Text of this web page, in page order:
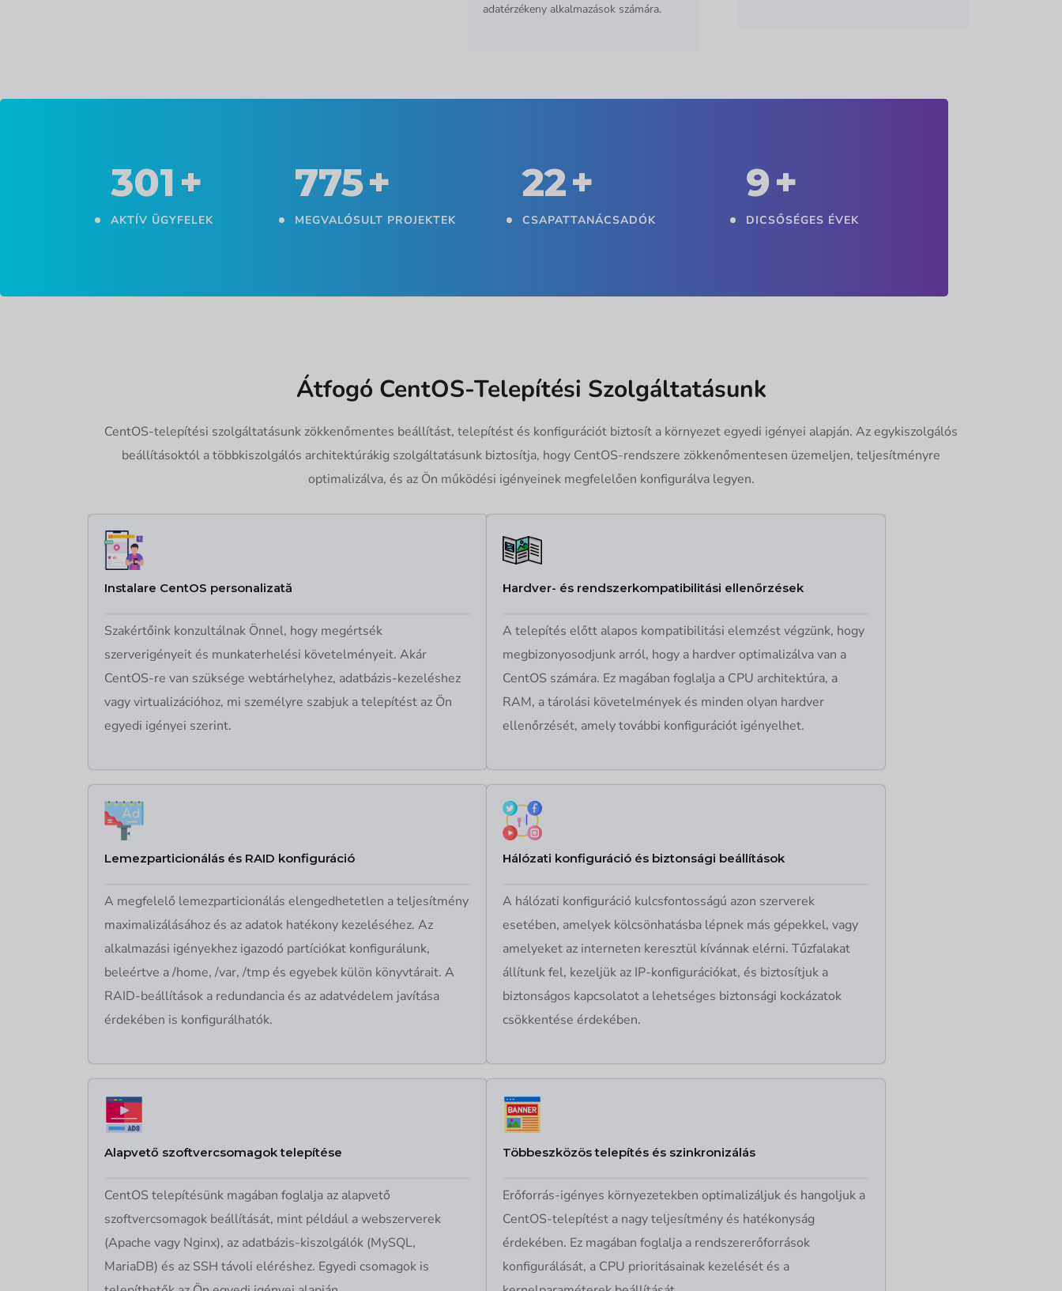
adatérzékeny alkalmazások számára.
330+
AKTÍV ÜGYFELEK
850+
MEGVALÓSULT PROJEKTEK
25+
CSAPATTANÁCSADÓK
10+
DICSŐSÉGES ÉVEK
Átfogó CentOS-Telepítési Szolgáltatásunk
CentOS-telepítési szolgáltatásunk zökkenőmentes beállítást, telepítést és konfigurációt biztosít a környezet egyedi igényei alapján. Az egykiszolgálós
beállításoktól a többkiszolgálós architektúrákig szolgáltatásunk biztosítja, hogy CentOS-rendszere zökkenőmentesen üzemeljen, teljesítményre
optimalizálva, és az Ön működési igényeinek megfelelően konfigurálva legyen.
Instalare CentOS personalizată
Szakértőink konzultálnak Önnel, hogy megértsék
szerverigényeit és munkaterhelési követelményeit. Akár
CentOS-re van szüksége webtárhelyhez, adatbázis-kezeléshez
vagy virtualizációhoz, mi személyre szabjuk a telepítést az Ön
egyedi igényei szerint.
Hardver- és rendszerkompatibilitási ellenőrzések
A telepítés előtt alapos kompatibilitási elemzést végzünk, hogy
megbizonyosodjunk arról, hogy a hardver optimalizálva van a
CentOS számára. Ez magában foglalja a CPU architektúra, a
RAM, a tárolási követelmények és minden olyan hardver
ellenőrzését, amely további konfigurációt igényelhet.
Lemezparticionálás és RAID konfiguráció
A megfelelő lemezparticionálás elengedhetetlen a teljesítmény
maximalizálásához és az adatok hatékony kezeléséhez. Az
alkalmazási igényekhez igazodó partíciókat konfigurálunk,
beleértve a /home, /var, /tmp és egyebek külön könyvtárait. A
RAID-beállítások a redundancia és az adatvédelem javítása
érdekében is konfigurálhatók.
Hálózati konfiguráció és biztonsági beállítások
A hálózati konfiguráció kulcsfontosságú azon szerverek
esetében, amelyek kölcsönhatásba lépnek más gépekkel, vagy
amelyeket az interneten keresztül kívánnak elérni. Tűzfalakat
állítunk fel, kezeljük az IP-konfigurációkat, és biztosítjuk a
biztonságos kapcsolatot a lehetséges biztonsági kockázatok
csökkentése érdekében.
Alapvető szoftvercsomagok telepítése
CentOS telepítésünk magában foglalja az alapvető
szoftvercsomagok beállítását, mint például a webszerverek
(Apache vagy Nginx), az adatbázis-kiszolgálók (MySQL,
MariaDB) és az SSH távoli eléréshez. Egyedi csomagok is
Többeszközös telepítés és szinkronizálás
Erőforrás-igényes környezetekben optimalizáljuk és hangoljuk a
CentOS-telepítést a nagy teljesítmény és hatékonyság
érdekében. Ez magában foglalja a rendszererőforrások
konfigurálását, a CPU prioritásainak kezelését és a